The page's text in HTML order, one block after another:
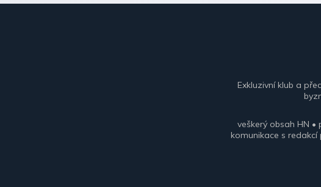
Exkluzivní klub a
veškerý obsah HN
komunikace s redakcí